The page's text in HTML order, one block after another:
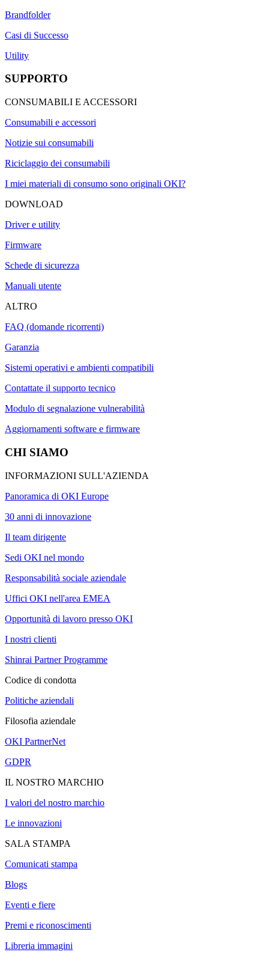
Brandfolder
Casi di Successo
Utility
SUPPORTO
CONSUMABILI E ACCESSORI
Consumabili e accessori
Notizie sui consumabili
Riciclaggio dei consumabili
I miei materiali di consumo sono originali OKI?
DOWNLOAD
Driver e utility
Firmware
Schede di sicurezza
Manuali utente
ALTRO
FAQ (domande ricorrenti)
Garanzia
Sistemi operativi e ambienti compatibili
Contattate il supporto tecnico
Modulo di segnalazione vulnerabilità
Aggiornamenti software e firmware
CHI SIAMO
INFORMAZIONI SULL'AZIENDA
Panoramica di OKI Europe
30 anni di innovazione
Il team dirigente
Sedi OKI nel mondo
Responsabilità sociale aziendale
Uffici OKI nell'area EMEA
Opportunità di lavoro presso OKI
I nostri clienti
Shinrai Partner Programme
Codice di condotta
Politiche aziendali
Filosofia aziendale
OKI PartnerNet
GDPR
IL NOSTRO MARCHIO
I valori del nostro marchio
Le innovazioni
SALA STAMPA
Comunicati stampa
Blogs
Eventi e fiere
Premi e riconoscimenti
Libreria immagini